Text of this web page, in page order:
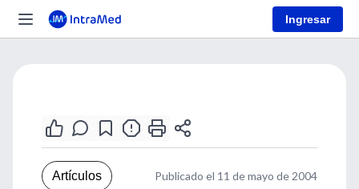
Ingresar
Artículos Publicado el 11 de mayo de 2004